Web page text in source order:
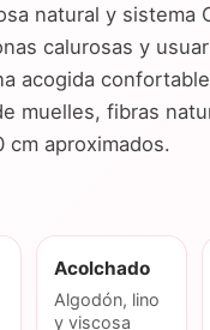
natural y sistema
calurosas y
acogida
muelles, fibras
cm aproximados.
Acolchado
Algodón, lino
y viscosa